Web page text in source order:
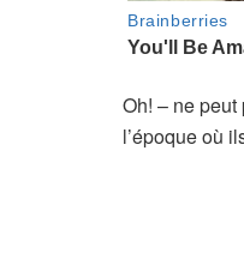
Oh! – ne
l’époque où